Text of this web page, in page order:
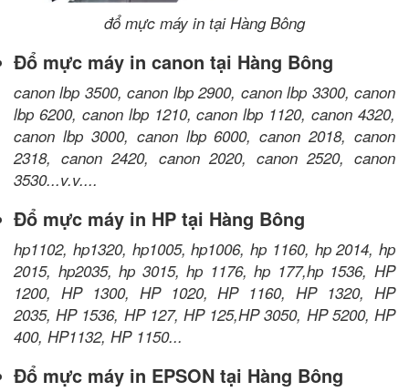
đổ mực máy in tại Hàng Bông
Đổ mực máy in canon tại Hàng Bông
canon lbp 3500, canon lbp 2900, canon lbp 3300, canon
lbp 6200, canon lbp 1210, canon lbp 1120, canon 4320,
canon lbp 3000, canon lbp 6000, canon 2018, canon
2318, canon 2420, canon 2020, canon 2520, canon
3530...v.v....
Đổ mực máy in HP tại Hàng Bông
hp1102, hp1320, hp1005, hp1006, hp 1160, hp 2014, hp
2015, hp2035, hp 3015, hp 1176, hp 177,hp 1536, HP
1200, HP 1300, HP 1020, HP 1160, HP 1320, HP
2035, HP 1536, HP 127, HP 125,HP 3050, HP 5200, HP
400, HP1132, HP 1150...
Đổ mực máy in EPSON tại Hàng Bông